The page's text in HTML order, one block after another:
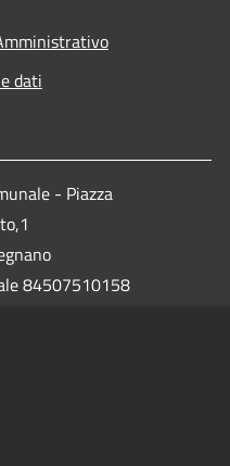
dati
- Piazza
84507510158